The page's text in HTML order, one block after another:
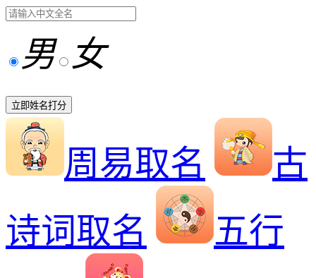
男 女
立即姓名打分
周易取名
古
诗词取名
五行